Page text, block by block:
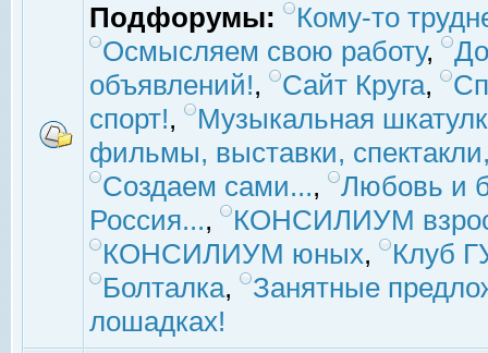
Подфорумы:
Кому-то
Осмысляем свою работу,
объявлений!, Сайт Круга,
спорт!,
Музыкальная
фильмы, выставки,
Создаем сами...,
Любовь и
Россия...,
КОНСИЛИУМ
КОНСИЛИУМ юных,
Клуб
Болталка,
Занятные
лошадках!